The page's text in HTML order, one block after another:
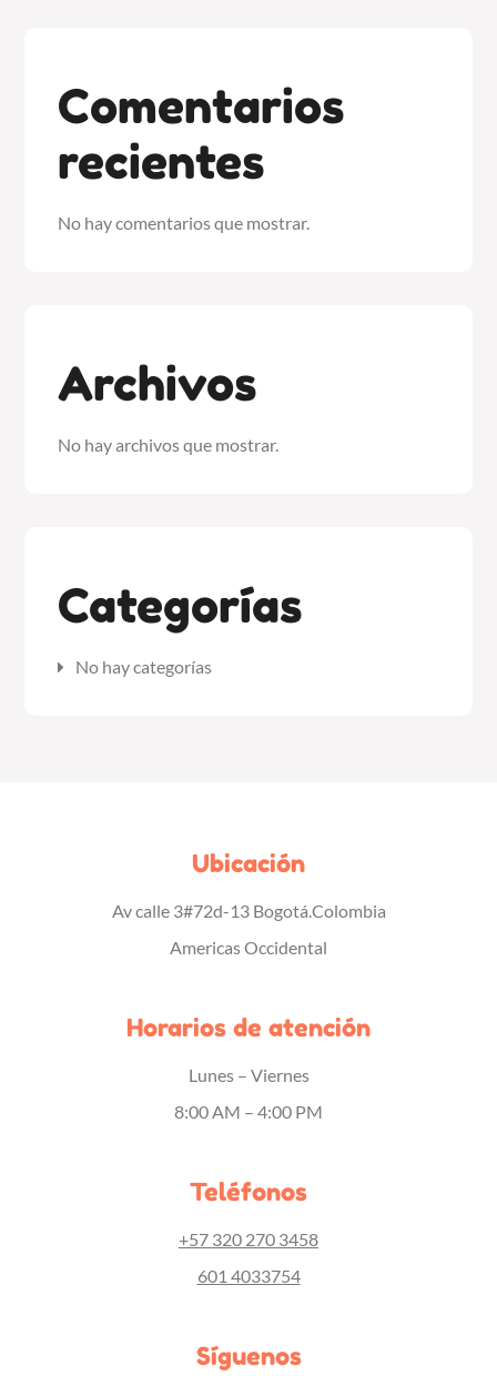
Comentarios
recientes
No hay comentarios que mostrar.
Archivos
No hay archivos que mostrar.
Categorías
No hay categorías
Ubicación
Av calle 3#72d-13 Bogotá.Colombia
Americas Occidental
Horarios de atención
Lunes – Viernes
8:00 AM – 4:00 PM
Teléfonos
+57 320 270 3458
601 4033754
Síguenos